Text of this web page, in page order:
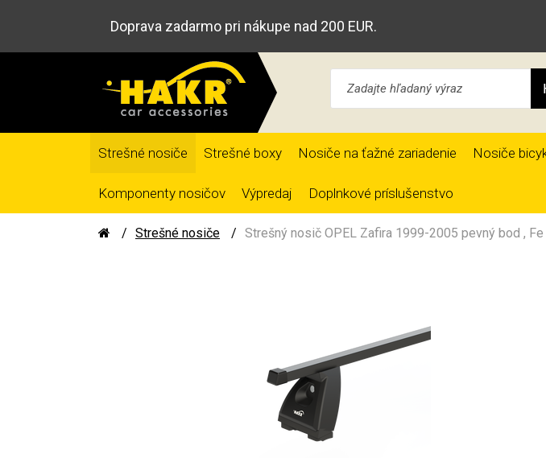
Doprava zadarmo pri nákupe nad 200 EUR.
Strešné nosiče Strešné boxy Nosiče na ťažné zariadenie Nosiče
Komponenty nosičov Výpredaj Doplnkové príslušenstvo
Strešné nosiče Strešný nosič OPEL Zafira 1999-2005 pevný bod ,